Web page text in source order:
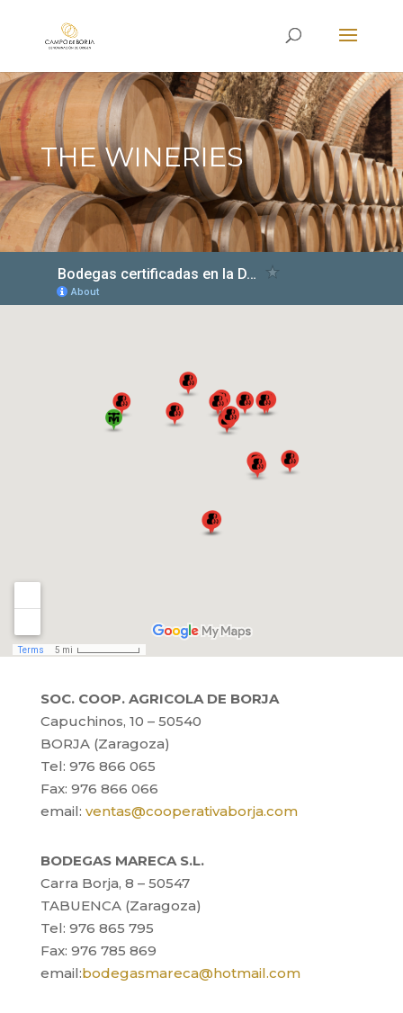
THE WINERIES
SOC. COOP. AGRICOLA DE BORJA
Capuchinos, 10 – 50540
BORJA (Zaragoza)
Tel: 976 866 065
Fax: 976 866 066
email: ventas@cooperativaborja.com
BODEGAS MARECA S.L.
Carra Borja, 8 – 50547
TABUENCA (Zaragoza)
Tel: 976 865 795
Fax: 976 785 869
email:bodegasmareca@hotmail.com